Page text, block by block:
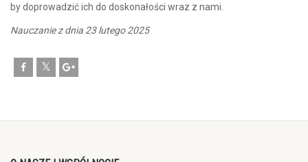
by doprowadzić ich do doskonałości wraz z nami.
Nauczanie z dnia 23 lutego 2025